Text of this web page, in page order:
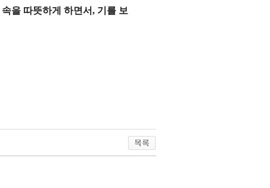
속을 따뜻하게 하면서, 기를 보